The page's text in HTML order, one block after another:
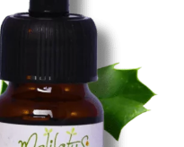
/